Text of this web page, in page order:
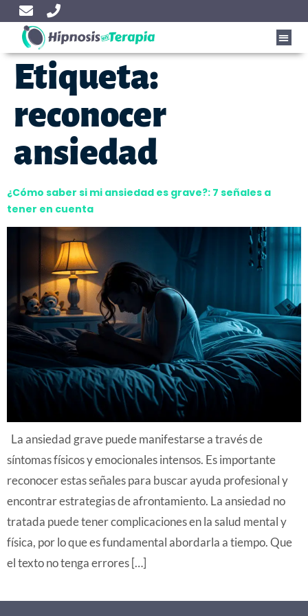
Etiqueta:
reconocer
ansiedad
¿Cómo saber si mi ansiedad es grave?: 7 señales a
tener en cuenta
La ansiedad grave puede manifestarse a través de
síntomas físicos y emocionales intensos. Es importante
reconocer estas señales para buscar ayuda profesional y
encontrar estrategias de afrontamiento. La ansiedad no
tratada puede tener complicaciones en la salud mental y
física, por lo que es fundamental abordarla a tiempo. Que
el texto no tenga errores […]